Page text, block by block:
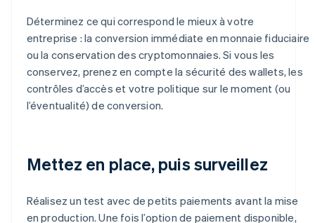
Déterminez ce qui correspond le mieux à votre
entreprise : la conversion immédiate en monnaie fiduciaire
ou la conservation des cryptomonnaies. Si vous les
conservez, prenez en compte la sécurité des wallets, les
contrôles d’accès et votre politique sur le moment (ou
l’éventualité) de conversion.
Mettez en place, puis surveillez
Réalisez un test avec de petits paiements avant la mise
en production. Une fois l’option de paiement disponible,